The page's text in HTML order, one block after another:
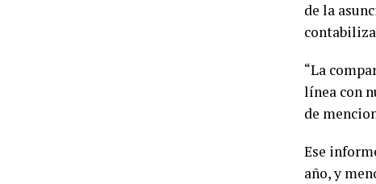
de la
“La
línea con
de
Ese
año, y